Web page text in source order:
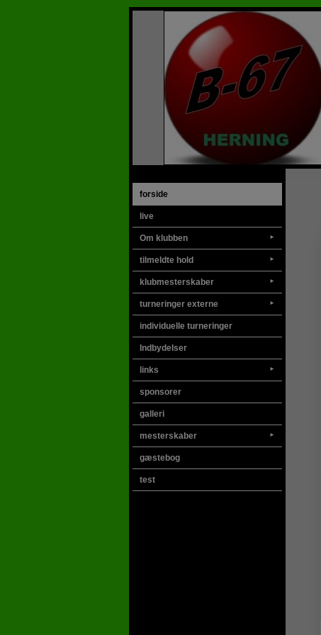
forside
live
►
Om klubben
►
tilmeldte hold
►
klubmesterskaber
►
turneringer externe
individuelle turneringer
Indbydelser
►
links
sponsorer
galleri
►
mesterskaber
gæstebog
test